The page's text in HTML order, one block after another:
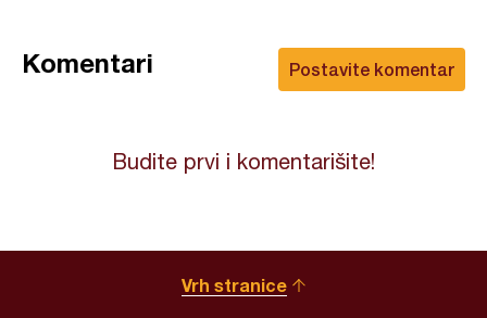
Postavite komentar
Komentari
Budite prvi i komentarišite!
Vrh stranice